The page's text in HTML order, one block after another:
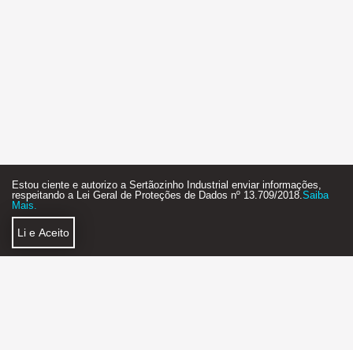
Estou ciente e autorizo a Sertãozinho Industrial enviar informações,
respeitando a Lei Geral de Proteções de Dados nº 13.709/2018. Saiba
Mais.
Li e Aceito